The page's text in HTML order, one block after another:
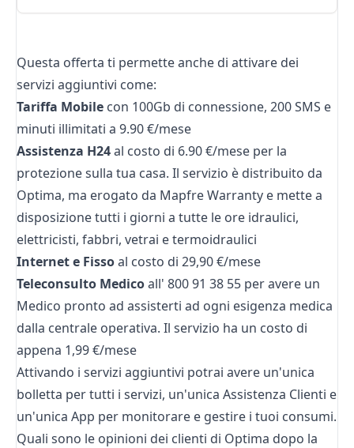
Questa offerta ti permette anche di attivare dei
servizi aggiuntivi come:
Tariffa Mobile con 100Gb di connessione, 200 SMS e
minuti illimitati a 9.90 €/mese
Assistenza H24al costo di 6.90 €/mese per la
protezione sulla tua casa. Il servizio è distribuito da
Optima, ma erogato da Mapfre Warranty e mette a
disposizione tutti i giorni a tutte le ore idraulici,
elettricisti, fabbri, vetrai e termoidraulici
Internet e Fissoal costo di 29,90 €/mese
Teleconsulto Medicoall' 800 91 38 55 per avere un
Medico pronto ad assisterti ad ogni esigenza medica
dalla centrale operativa. Il servizio ha un costo di
appena 1,99 €/mese
Attivando i servizi aggiuntivi potrai avere un'unica
bolletta per tutti i servizi, un'unica Assistenza Clienti e
un'unica App per monitorare e gestire i tuoi consumi.
Quali sono le opinioni dei clienti di Optima dopo la